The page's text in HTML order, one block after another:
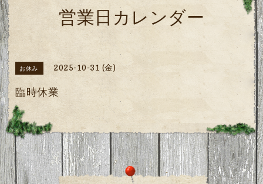
営業日カレンダー
お休み 2025-10-31 (金)
臨時休業